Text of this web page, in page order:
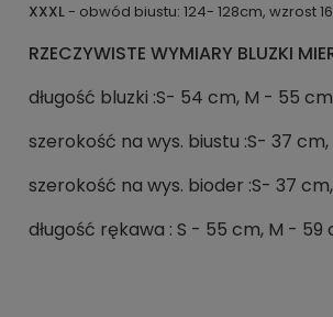
XXXL- obwód biustu: 124- 128cm, wzrost
RZECZYWISTE WYMIARY BLUZKI
długość bluzki :S- 54 cm, M - 55
szerokość na wys. biustu :S- 37
szerokość na wys. bioder :S- 37
długość rękawa : S - 55 cm, M -